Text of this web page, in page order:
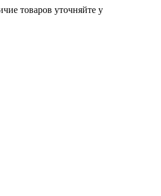
товаров уточняйте у